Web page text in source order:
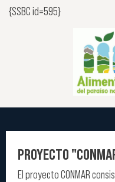
{SSBC id=595}
PROYECTO
El proyecto CONMAR